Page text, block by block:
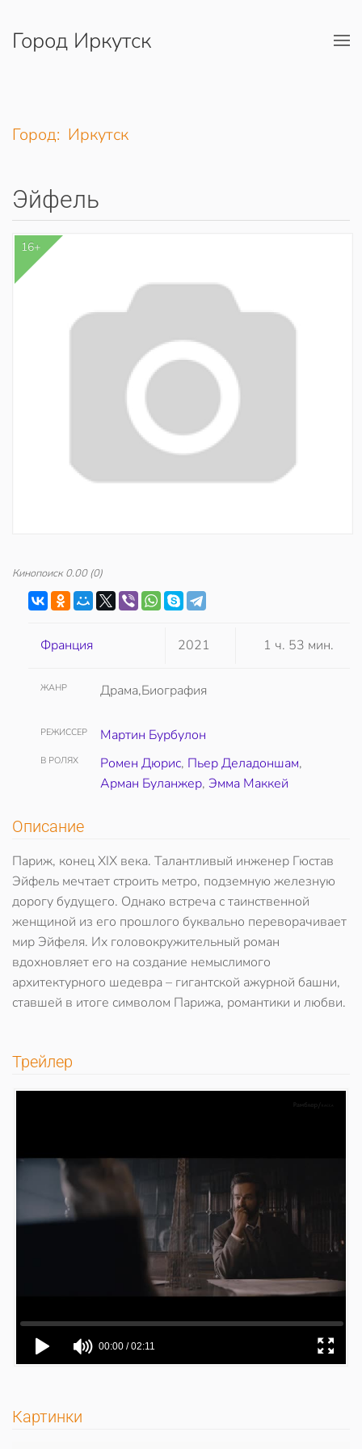
Перейти к содержимому
Город Иркутск
Город: Иркутск
Эйфель
16+
Кинопоиск 0.00(0)
Франция 2021 1 ч. 53 мин.
ЖАНР Драма,Биография
РЕЖИССЕР Мартин Бурбулон
В РОЛЯХ Ромен Дюрис, Пьер Деладоншам,
Арман Буланжер, Эмма Маккей
Описание
Париж, конец XIX века. Талантливый инженер Гюстав
Эйфель мечтает строить метро, подземную железную
дорогу будущего. Однако встреча с таинственной
женщиной из его прошлого буквально переворачивает
мир Эйфеля. Их головокружительный роман
вдохновляет его на создание немыслимого
архитектурного шедевра – гигантской ажурной башни,
ставшей в итоге символом Парижа, романтики и любви.
Трейлер
Картинки